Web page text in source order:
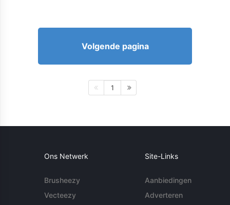
Volgende pagina
1
Ons Netwerk
Brusheezy
Vecteezy
Site-Links
Aanbiedingen
Adverteren